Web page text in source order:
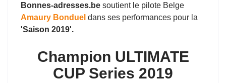
Bonnes-adresses.be soutient le pilote Belge
Amaury Bonduel dans ses performances pour la
'Saison 2019'.
Champion ULTIMATE
CUP Series 2019